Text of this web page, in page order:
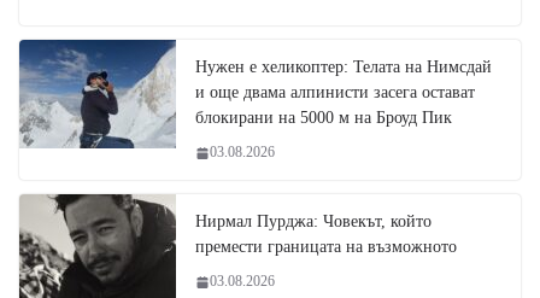
Нужен е хеликоптер: Телата на Нимсдай
и още двама алпинисти засега остават
блокирани на 5000 м на Броуд Пик
03.08.2026
Нирмал Пурджа: Човекът, който
премести границата на възможното
03.08.2026